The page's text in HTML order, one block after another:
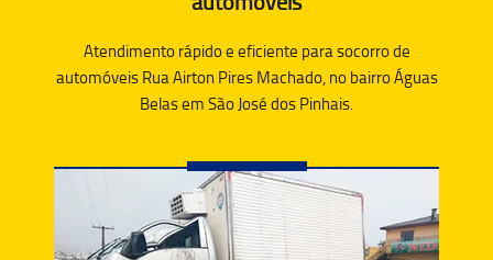
Atendimento rápido e eficiente para socorro de
automóveis Rua Airton Pires Machado, no bairro Águas
Belas em São José dos Pinhais.